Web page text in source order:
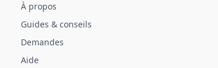
À propos
Guides & conseils
Demandes
Aide